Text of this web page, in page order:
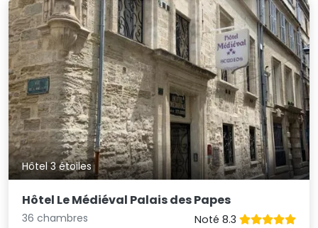
Hôtel 3 étoiles
Hôtel Le Médiéval Palais des Papes
36 chambres
Noté 8.3